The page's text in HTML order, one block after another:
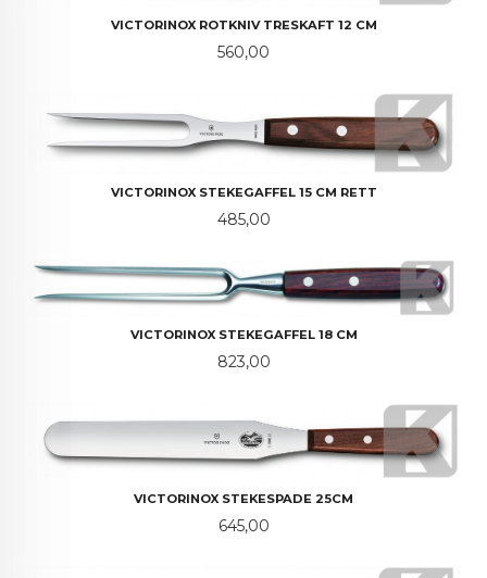
VICTORINOX ROTKNIV TRESKAFT 12 CM
Pris
560,00
VICTORINOX STEKEGAFFEL 15 CM RETT
Pris
485,00
VICTORINOX STEKEGAFFEL 18 CM
Pris
823,00
VICTORINOX STEKESPADE 25CM
Pris
645,00